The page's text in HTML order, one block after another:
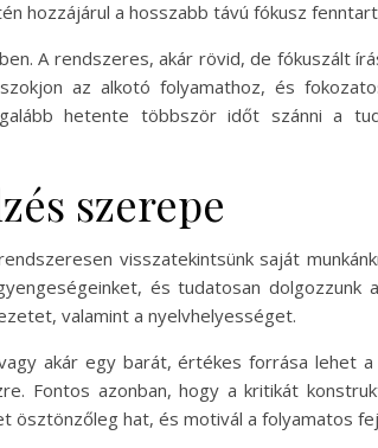
hozzájárul a hosszabb távú fókusz
A rendszeres, akár rövid, de fókuszált
az alkotó folyamathoz, és
hetente többször időt szánni a
szerepe
visszatekintsünk saját
és tudatosan dolgozzunk
valamint a nyelvhelyességet.
akár egy barát, értékes forrása lehet
Fontos azonban, hogy a kritikát
ösztönzőleg hat, és motivál a folyamatos